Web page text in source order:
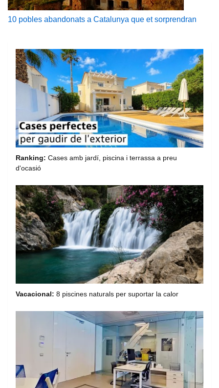
10 pobles abandonats a Catalunya que et sorprendran
Ranking: Cases amb jardí, piscina i terrassa a preu
d'ocasió
Vacacional: 8 piscines naturals per suportar la calor